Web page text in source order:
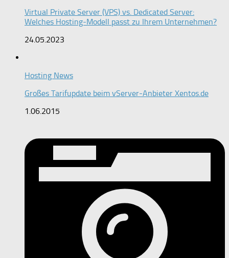
Virtual Private Server (VPS) vs. Dedicated Server:
Welches Hosting-Modell passt zu Ihrem Unternehmen?
24.05.2023
Hosting News
Großes Tarifupdate beim vServer-Anbieter Xentos.de
1.06.2015